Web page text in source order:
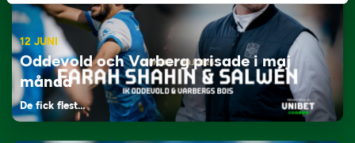
12 JUNI
Oddevold och Varberg prisade i maj
månad
De fick flest…